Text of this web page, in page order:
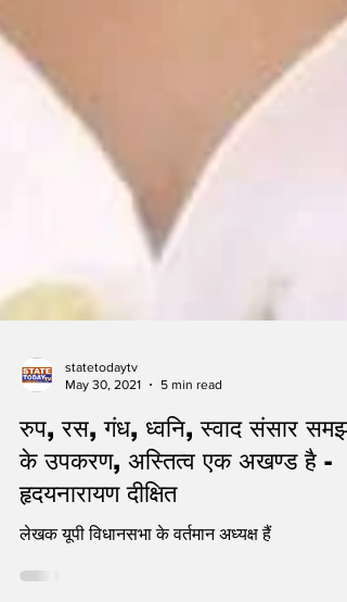
statetodaytv
May 30, 2021
5 min read
के उपकरण, अस्तित्व एक अखण्ड है -
हृदयनारायण दीक्षित